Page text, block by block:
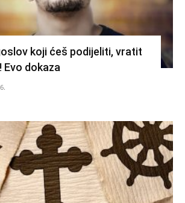
koji ćeš podijeliti, vratit
Evo dokaza